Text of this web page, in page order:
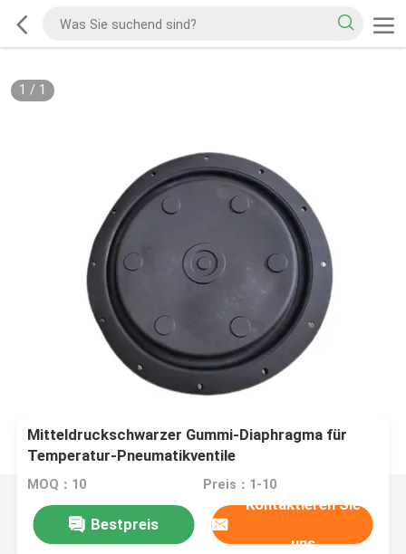
1 / 1
Mitteldruckschwarzer Gummi-Diaphragma für
Temperatur-Pneumatikventile
MOQ：10 Preis：1-10
Bestpreis
Kontaktieren Sie
uns